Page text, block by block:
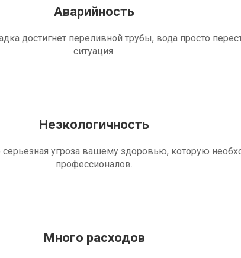
Аварийность
достигнет переливной трубы, вода просто
ситуация.
Неэкологичность
угроза вашему здоровью, которую
профессионалов.
Много расходов